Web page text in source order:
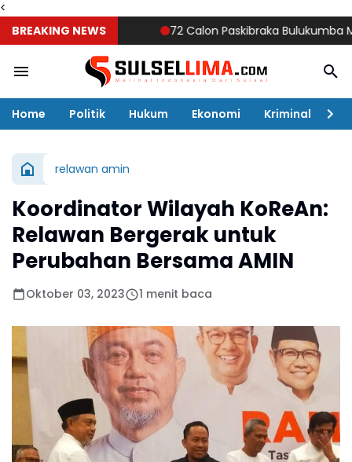
<
BREAKING NEWS
72 Calon Paskibraka Bulukumba
Home Politik Hukum Ekonomi Kriminal
relawan amin
Koordinator Wilayah KoReAn:
Relawan Bergerak untuk
Perubahan Bersama AMIN
Oktober 03, 2023 1 menit baca